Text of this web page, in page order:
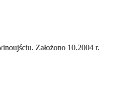
Założono 10.2004 r.